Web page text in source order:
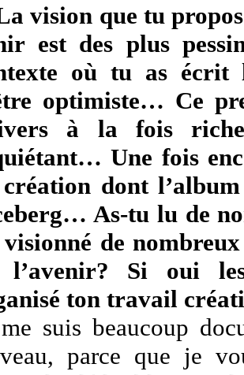
vision que tu
est des plus
où tu as
optimiste… Ce
à la fois
Une fois
dont
As-tu lu de
de
l’avenir? Si oui
ton travail
suis beaucoup
parce que je